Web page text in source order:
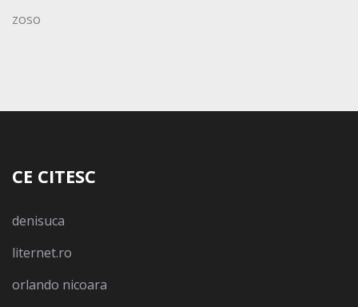
zoso
CE CITESC
denisuca
liternet.ro
orlando nicoara